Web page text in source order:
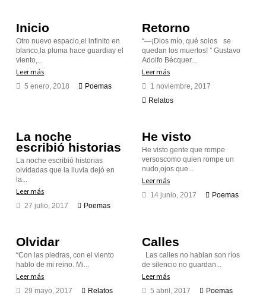
Inicio
Otro nuevo espacio,el infinito en
blanco,la pluma hace guardiay el
viento,...
Leer más
5 enero, 2018 Poemas
Retorno
“—¡Dios mío, qué solos se
quedan los muertos! ” Gustavo
Adolfo Bécquer...
Leer más
1 noviembre, 2017
Relatos
La noche
escribió historias
La noche escribió historias
olvidadas que la lluvia dejó en
la...
Leer más
27 julio, 2017 Poemas
He visto
He visto gente que rompe
versoscomo quien rompe un
nudo,ojos que...
Leer más
14 junio, 2017 Poemas
Olvidar
“Con las piedras, con el viento
hablo de mi reino. Mi...
Leer más
29 mayo, 2017 Relatos
Calles
Las calles no hablan son ríos
de silencio no guardan...
Leer más
5 abril, 2017 Poemas